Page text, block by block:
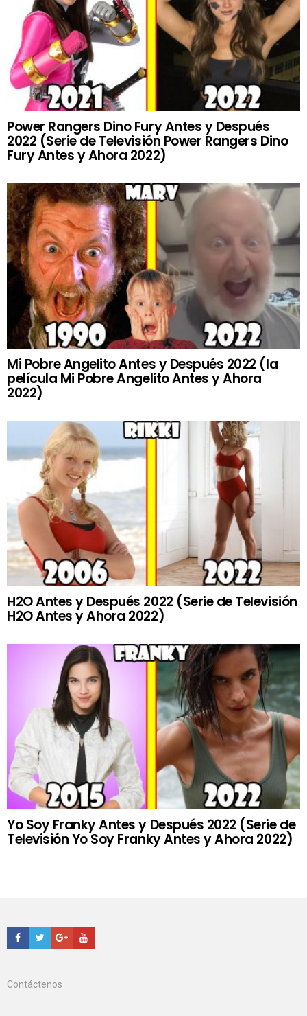
Power Rangers Dino Fury Antes y Después
2022 (Serie de Televisión Power Rangers Dino
Fury Antes y Ahora 2022)
Mi Pobre Angelito Antes y Después 2022 (la
película Mi Pobre Angelito Antes y Ahora
2022)
H2O Antes y Después 2022 (Serie de Televisión
H2O Antes y Ahora 2022)
Yo Soy Franky Antes y Después 2022 (Serie de
Televisión Yo Soy Franky Antes y Ahora 2022)
Facebook
TwitterGoogle+Youtube
Contáctenos